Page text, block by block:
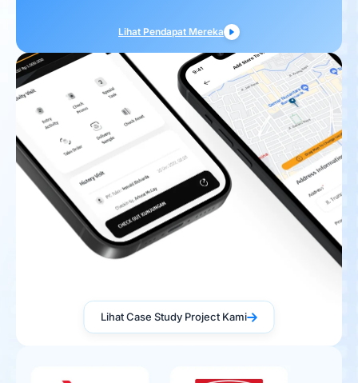
Lihat Pendapat Mereka
Lihat Case Study Project Kami